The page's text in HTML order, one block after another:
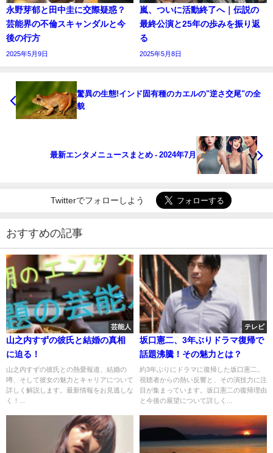
永野芽郁と田中圭に交際疑惑？
芸能界の不倫スキャンダルと今
後の行方
2025年5月9日
嵐、ついに活動終了へ｜伝説の
最終公演と25年の歩みを振り返
る
2025年5月8日
驚異の生態!インド固有種のカエルの"逆さ交尾"の全
貌
最新エンタメニュースまとめ - 2024年7月
Twitterでフォローしよう
おすすめの記事
芸能人
山之内すずの彼氏と結婚の真相
に迫る！
山之内すずの彼氏との熱愛報道、結婚の
噂、そして彼女の魅力とキャリアについて
詳しく解説します。最新情報をお見逃しな
く！...
テレビ
坂口憲二、3年ぶりドラマ復帰で
話題沸騰！その魅力とは？
約3年ぶりにドラマに復帰した坂口憲二。
視聴者からの熱い反響と、その演技力に注
目が集まっています。坂口憲二の復帰理由
と今後の展望について詳しく...